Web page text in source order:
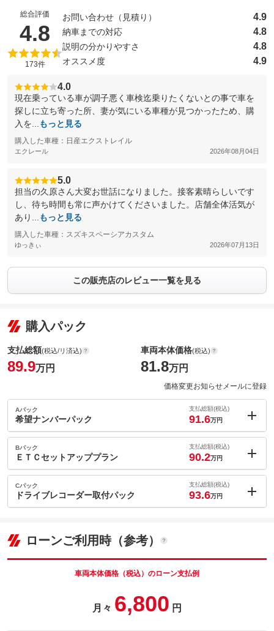
総合評価
4.8 （5点満点中）
173件
お問い合わせ（見積り） 4.9
納車までの対応 4.8
説明の分かりやすさ 4.8
オススメ度 4.9
4.0
現在乗っている車が調子悪く車検迄乗りたくないとの事で車を
探しに立ち寄った所、妻が気にいる車種が見つかったため、購
入を...
もっと見る
購入した車種：日産エクストレイル
エクレール 2026年08月04日
5.0
担当の久原さん大変お世話になりました。接客素晴らしいです
し、待ち時間も常に声かけてくださいました。店舗全体活気が
あり...
もっと見る
購入した車種：スズキスペーシアカスタム
ゆっきぃ 2026年07月13日
この販売店のレビュー一覧を見る
購入パック
支払総額(税込/リ済込)
89.9万円
車両本体価格(税込)
81.8万円
価格変更お知らせメールに登録
Aパック
希望ナンバーパック
支払総額(税込)
91.6万円
内：オプシ
ョン価格
(税込)
車両本体価
81.8万円
このパックの見積もり依頼（無料）
Bパック
ＥＴＣセットアッププラン
支払総額(税込)
90.2万円
内：オプシ
ョン価格
(税込)
車両本体価
パック内容
Cパック
ドライブレコーダー取付パック
支払総額(税込)
93.6万円
車両本体価
81.8
ローンご利用時（参考）
車両本体価格（税込）のローン支払例
月々 6,800 円